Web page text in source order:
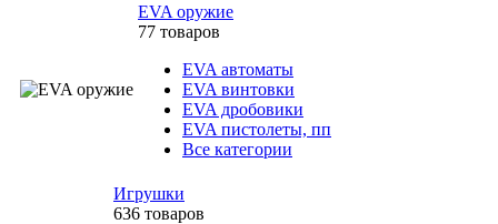
EVA оружие
77 товаров
EVA автоматы
EVA винтовки
EVA дробовики
EVA пистолеты, пп
Все категории
Игрушки
636 товаров